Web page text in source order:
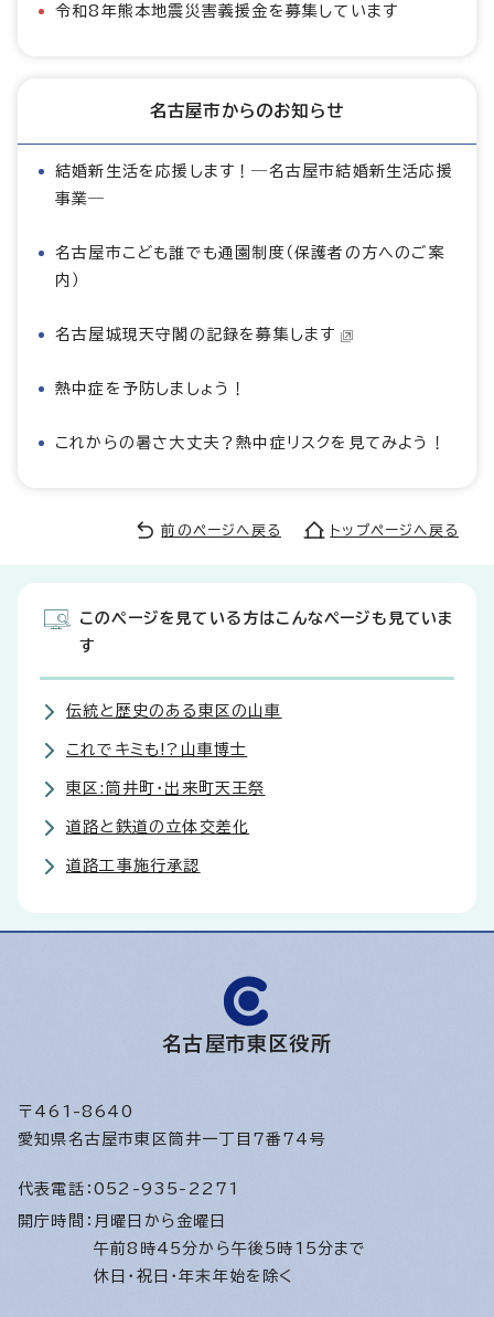
令和8年熊本地震災害義援金を募集しています
名古屋市からのお知らせ
結婚新生活を応援します！―名古屋市結婚新生活応援
事業―
名古屋市こども誰でも通園制度（保護者の方へのご案
内）
名古屋城現天守閣の記録を募集します
熱中症を予防しましょう！
これからの暑さ大丈夫？熱中症リスクを見てみよう！
前のページへ戻る トップページへ戻る
このページを見ている方はこんなページも見ていま
す
伝統と歴史のある東区の山車
これでキミも!?山車博士
東区:筒井町・出来町天王祭
道路と鉄道の立体交差化
道路工事施行承認
名古屋市東区役所
〒461-8640
愛知県名古屋市東区筒井一丁目7番74号
代表電話： 052-935-2271
開庁時間： 月曜日から金曜日
午前8時45分から午後5時15分まで
休日・祝日・年末年始を除く